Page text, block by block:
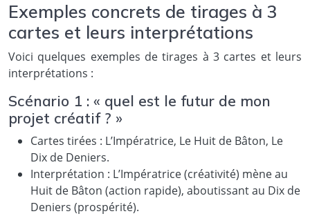
Exemples concrets de tirages à 3
cartes et leurs interprétations
Voici quelques exemples de tirages à 3 cartes et leurs
interprétations :
Scénario 1 : « quel est le futur de mon
projet créatif ? »
Cartes tirées : L’Impératrice, Le Huit de Bâton, Le
Dix de Deniers.
Interprétation : L’Impératrice (créativité) mène au
Huit de Bâton (action rapide), aboutissant au Dix de
Deniers (prospérité).